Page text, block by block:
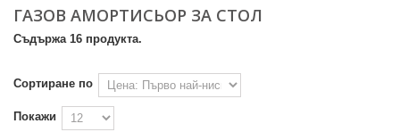
ГАЗОВ АМОРТИСЬОР ЗА СТОЛ
Съдържа 16 продукта.
Сортиране по
Покажи